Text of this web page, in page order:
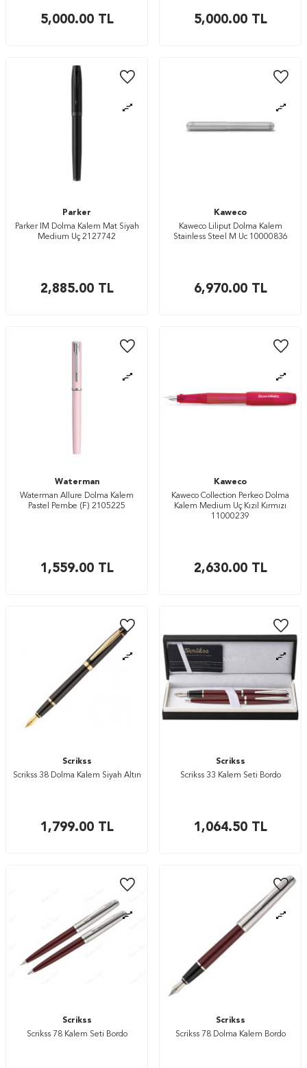
5,000.00TL 5,000.00TL
Parker
Parker IM Dolma Kalem Mat Siyah
Medium Uç 2127742
2,885.00TL
Kaweco
Kaweco Liliput Dolma Kalem
Stainless Steel M Uc 10000836
6,970.00TL
Waterman
Waterman Allure Dolma Kalem
Pastel Pembe (F) 2105225
1,559.00TL
Kaweco
Kaweco Collection Perkeo Dolma
Kalem Medium Uç Kızıl Kırmızı
11000239
2,630.00TL
Scrikss
Scrikss 38 Dolma Kalem Siyah Altın
1,799.00TL
Scrikss
Scrikss 33 Kalem Seti Bordo
1,064.50TL
Scrikss
Scrikss 78 Kalem Seti Bordo
Scrikss
Scrikss 78 Dolma Kalem Bordo